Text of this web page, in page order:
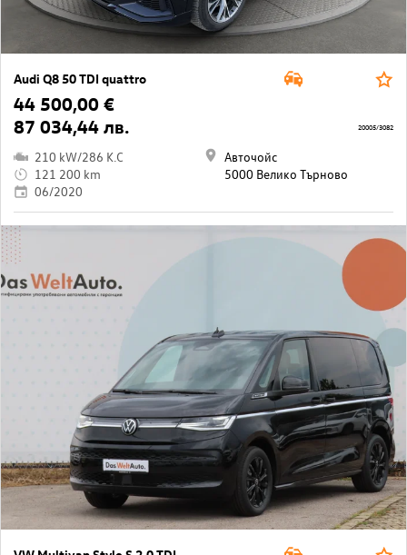
Audi Q8 50 TDI quattro
44 500,00 €
87 034,44 лв.
210 kW/286 K.C
121 200 km
06/2020
Авточойс
5000 Велико Търново
20005/3082